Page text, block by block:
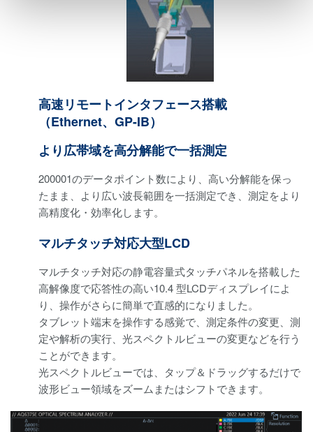
高速リモートインタフェース搭載
（Ethernet、GP-IB）
より広帯域を高分解能で一括測定
200001のデータポイント数により、高い分解能を保っ
たまま、より広い波長範囲を一括測定でき、測定をより
高精度化・効率化します。
マルチタッチ対応大型LCD
マルチタッチ対応の静電容量式タッチパネルを搭載した
高解像度で応答性の高い10.4 型LCDディスプレイによ
り、操作がさらに簡単で直感的になりました。
タブレット端末を操作する感覚で、測定条件の変更、測
定や解析の実行、光スペクトルビューの変更などを行う
ことができます。
光スペクトルビューでは、タップ＆ドラッグするだけで
波形ビュー領域をズームまたはシフトできます。